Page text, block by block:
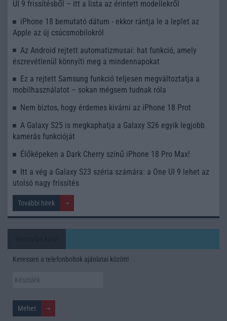
UI 9 frissítésből – itt a lista az érintett modellekről
iPhone 18 bemutató dátum - ekkor rántja le a leplet az
Apple az új csúcsmobilokról
Az Android rejtett automatizmusai: hat funkció, amely
észrevétlenül könnyíti meg a mindennapokat
Ez a rejtett Samsung funkció teljesen megváltoztatja a
mobilhasználatot – sokan mégsem tudnak róla
Nem biztos, hogy érdemes kivárni az iPhone 18 Prot
A Galaxy S25 is megkaphatja a Galaxy S26 egyik legjobb
kamerás funkcióját
Élőképeken a Dark Cherry színű iPhone 18 Pro Max!
Itt a vég a Galaxy S23 széria számára: a One UI 9 lehet az
utolsó nagy frissítés
További hírek
Keressen a telefonboltok ajánlatai között!